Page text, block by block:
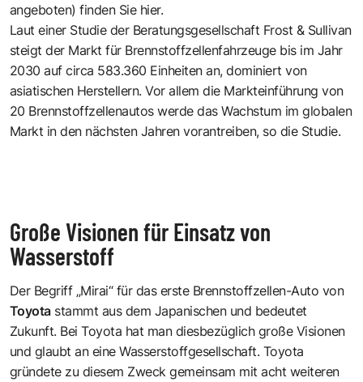
angeboten) finden Sie hier.
Laut einer Studie der Beratungsgesellschaft Frost & Sullivan
steigt der Markt für Brennstoffzellenfahrzeuge bis im Jahr
2030 auf circa 583.360 Einheiten an, dominiert von
asiatischen Herstellern. Vor allem die Markteinführung von
20 Brennstoffzellenautos werde das Wachstum im globalen
Markt in den nächsten Jahren vorantreiben, so die Studie.
Große Visionen für Einsatz von
Wasserstoff
Der Begriff „Mirai“ für das erste Brennstoffzellen-Auto von
Toyota stammt aus dem Japanischen und bedeutet
Zukunft. Bei Toyota hat man diesbezüglich große Visionen
und glaubt an eine Wasserstoffgesellschaft. Toyota
gründete zu diesem Zweck gemeinsam mit acht weiteren